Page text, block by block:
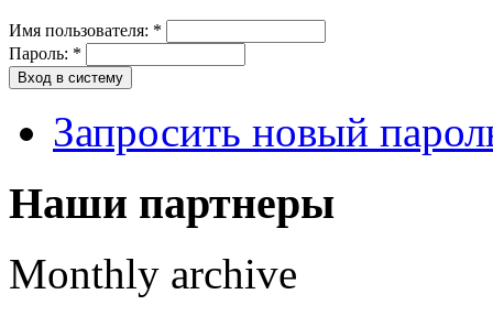
Имя пользователя: *
Пароль: *
Запросить новый
Наши партнеры
Monthly archive